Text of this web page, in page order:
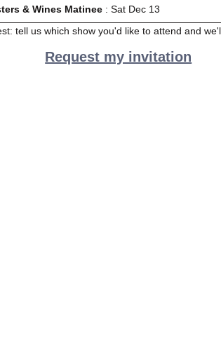
& Wines Matinee : Sat Dec 13
tell us which show you'd like to attend and
Request my invitation